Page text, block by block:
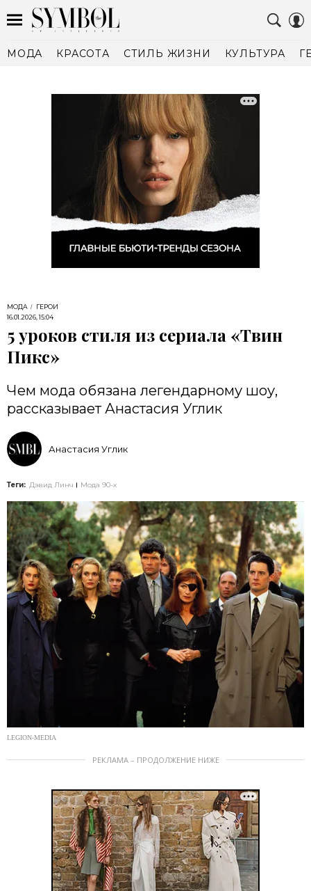
МОДА КРАСОТА СТИЛЬ ЖИЗНИ КУЛЬТУРА
МОДА
ГЕРОИ
16.01.2026, 15:04
5 уроков стиля из сериала «Твин
Пикс»
Чем мода обязана легендарному шоу,
рассказывает Анастасия Углик
Анастасия Углик
Теги: Дэвид Линч Мода 90-х
LEGION-MEDIA
РЕКЛАМА – ПРОДОЛЖЕНИЕ НИЖЕ